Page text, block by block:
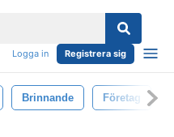
Logga in Registrera sig
Brinnande Företag